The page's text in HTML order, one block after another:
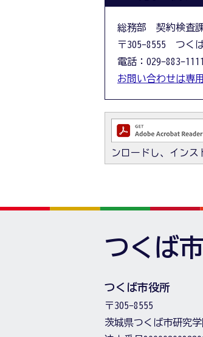
総務部 契約検査
〒305-8555 つく
電話：029-883-
お問い合わせは専
ンロードし、インス
つくば市
つくば市役所
〒305-8555
茨城県つくば市研究